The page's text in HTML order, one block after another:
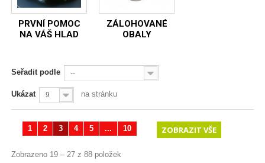
PRVNÍ POMOC
NA VÁŠ HLAD
ZÁLOHOVANÉ
OBALY
Seřadit podle --
Ukázat 9 na stránku
ZOBRAZIT VŠE
1 2 3 4 5 ... 10
Zobrazeno 19 – 27 z 88 položek